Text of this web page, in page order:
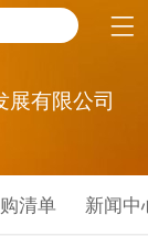
取消
展有限公司
清单 新闻中